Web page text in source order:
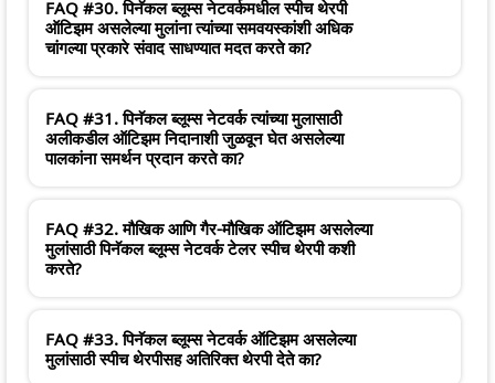
FAQ #30. पिनॅकल ब्लूम्स नेटवर्कमधील स्पीच थेरपी
ऑटिझम असलेल्या मुलांना त्यांच्या समवयस्कांशी अधिक
चांगल्या प्रकारे संवाद साधण्यात मदत करते का?
FAQ #31. पिनॅकल ब्लूम्स नेटवर्क त्यांच्या मुलासाठी
अलीकडील ऑटिझम निदानाशी जुळवून घेत असलेल्या
पालकांना समर्थन प्रदान करते का?
FAQ #32. मौखिक आणि गैर-मौखिक ऑटिझम असलेल्या
मुलांसाठी पिनॅकल ब्लूम्स नेटवर्क टेलर स्पीच थेरपी कशी
करते?
FAQ #33. पिनॅकल ब्लूम्स नेटवर्क ऑटिझम असलेल्या
मुलांसाठी स्पीच थेरपीसह अतिरिक्त थेरपी देते का?